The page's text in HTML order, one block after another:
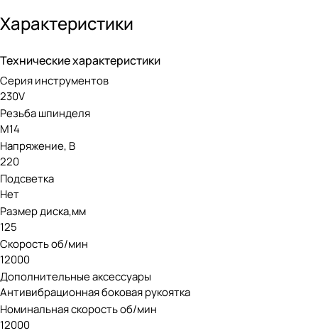
Небольшой вес инструмента — 1,5 кг не даст руке устать
Блокировка шпинделя поможет без труда заменить
Эргономичный противоударный корпус защитит
мусора и продлит срок его службы.
Характеристики
Технические характеристики
Серия инструментов
230V
Резьба шпинделя
М14
Напряжение, В
220
Подсветка
Нет
Размер диска,мм
125
Скорость об/мин
12000
Дополнительные аксессуары
Антивибрационная боковая рукоятка
Номинальная скорость об/мин
12000